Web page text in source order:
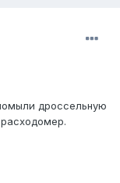
дроссельную